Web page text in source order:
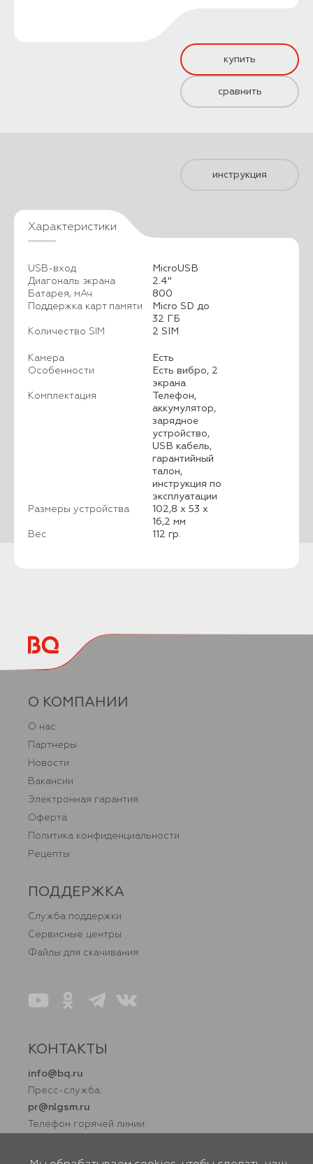
купить
сравнить
инструкция
Характеристики
USB-вход
MicroUSB
Диагональ экрана
2.4"
Батарея, мАч
800
Поддержка карт памяти
Micro SD до
32 ГБ
Количество SIM
2 SIM
Камера
Есть
Особенности
Есть вибро, 2
экрана
Комплектация
Телефон,
аккумулятор,
зарядное
устройство,
USB кабель,
гарантийный
талон,
инструкция по
эксплуатации
Размеры устройства
102,8 х 53 х
16,2 мм
Вес
112 гр.
О КОМПАНИИ
О нас
Партнеры
Новости
Вакансии
Электронная гарантия
Оферта
Политика конфиденциальности
Рецепты
ПОДДЕРЖКА
Служба поддержки
Сервисные центры
Файлы для скачивания
КОНТАКТЫ
info@bq.ru
Пресс-служба:
pr@nlgsm.ru
Телефон горячей линии: